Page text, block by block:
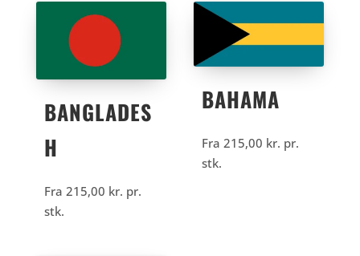
BANGLADES
H
Fra 215,00 kr. pr.
stk.
BAHAMA
Fra 215,00 kr. pr.
stk.